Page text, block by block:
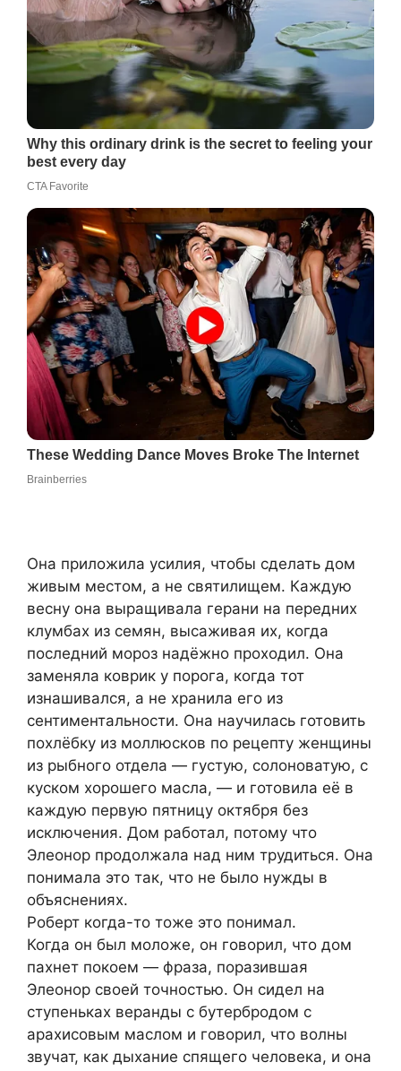
Она приложила усилия, чтобы сделать дом
живым местом, а не святилищем. Каждую
весну она выращивала герани на передних
клумбах из семян, высаживая их, когда
последний мороз надёжно проходил. Она
заменяла коврик у порога, когда тот
изнашивался, а не хранила его из
сентиментальности. Она научилась готовить
похлёбку из моллюсков по рецепту женщины
из рыбного отдела — густую, солоноватую, с
куском хорошего масла, — и готовила её в
каждую первую пятницу октября без
исключения. Дом работал, потому что
Элеонор продолжала над ним трудиться. Она
понимала это так, что не было нужды в
объяснениях.
Роберт когда-то тоже это понимал.
Когда он был моложе, он говорил, что дом
пахнет покоем — фраза, поразившая
Элеонор своей точностью. Он сидел на
ступеньках веранды с бутербродом с
арахисовым маслом и говорил, что волны
звучат, как дыхание спящего человека, и она